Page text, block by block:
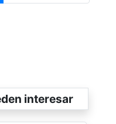
interesar